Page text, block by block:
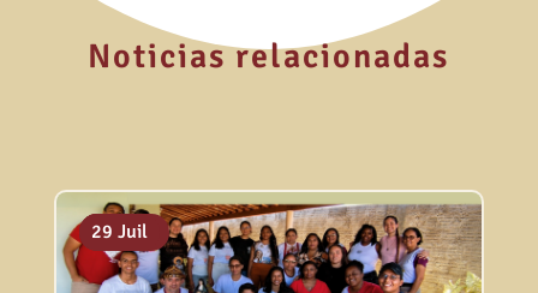
Noticias relacionadas
06 Août
31 Juil
29 Juil